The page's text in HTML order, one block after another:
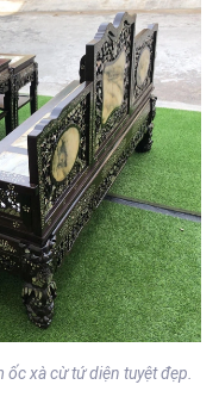
xà cừ tứ diện tuyệt đẹp.